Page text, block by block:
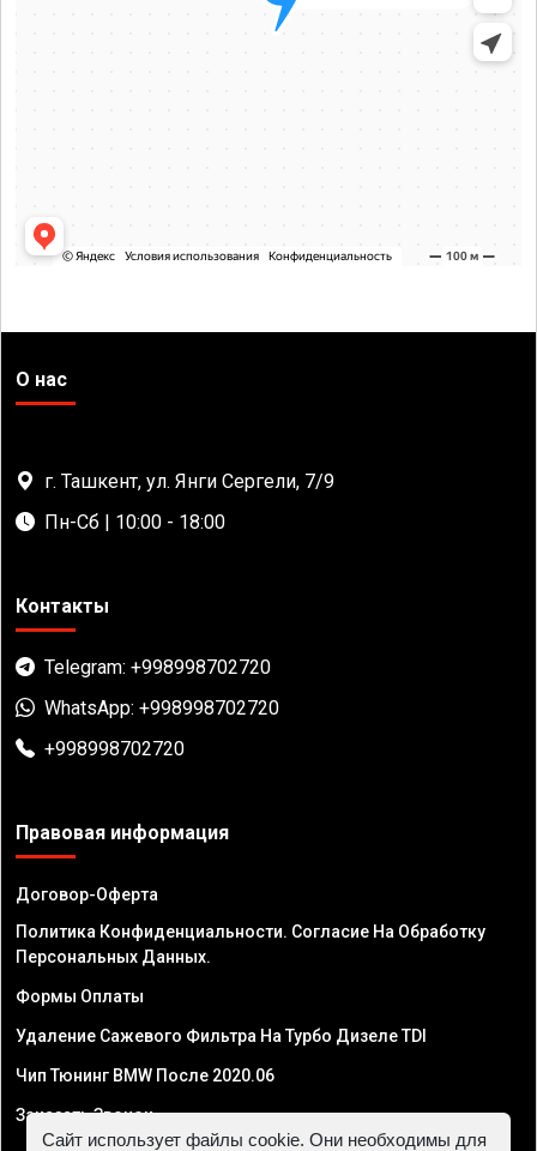
О нас
г. Ташкент, ул. Янги Сергели, 7/9
Пн-Сб | 10:00 - 18:00
Контакты
Telegram: +998998702720
WhatsApp: +998998702720
+998998702720
Правовая информация
Договор-Оферта
Политика Конфиденциальности. Согласие На Обработку
Персональных Данных.
Формы Оплаты
Удаление Сажевого Фильтра На Турбо Дизеле TDI
Чип Тюнинг BMW После 2020.06
Заказать Звонок
Сайт использует файлы cookie. Они необходимы для